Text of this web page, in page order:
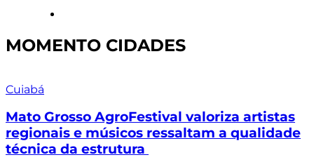
MOMENTO CIDADES
Cuiabá
Mato Grosso AgroFestival valoriza artistas
regionais e músicos ressaltam a qualidade
técnica da estrutura